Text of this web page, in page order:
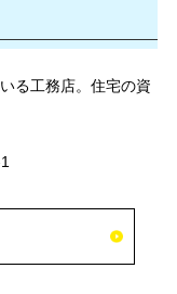
る工務店。住宅の資